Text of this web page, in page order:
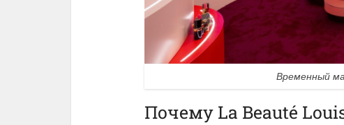
Временный
Почему La Beauté